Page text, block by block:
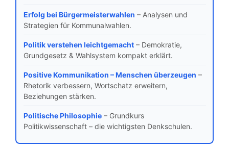
Erfolg bei Bürgermeisterwahlen – Analysen und
Strategien für Kommunalwahlen.
Politik verstehen leichtgemacht– Demokratie,
Grundgesetz & Wahlsystem kompakt erklärt.
Positive Kommunikation – Menschen überzeugen –
Rhetorik verbessern, Wortschatz erweitern,
Beziehungen stärken.
Politische Philosophie– Grundkurs
Politikwissenschaft – die wichtigsten Denkschulen.